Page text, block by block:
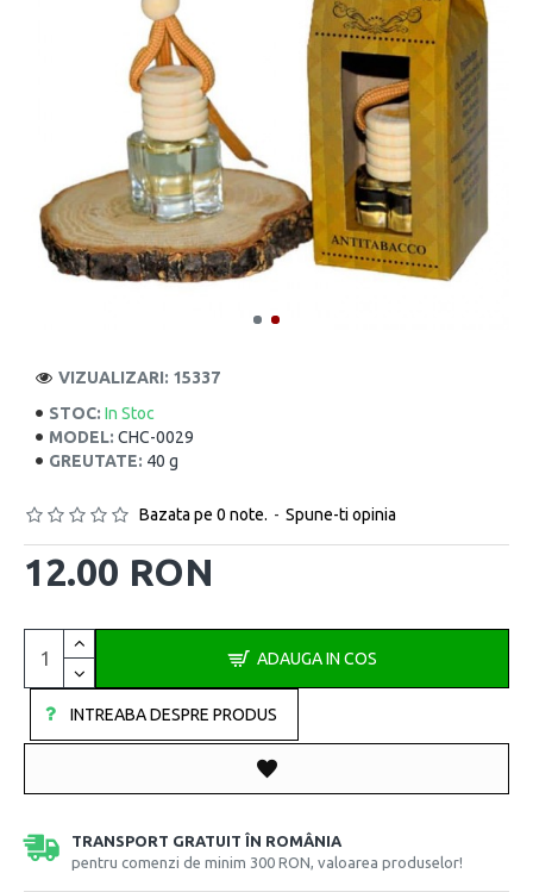
STOC: In Stoc
MODEL: CHC-0029
GREUTATE: 40 g
VIZUALIZARI: 15337
Bazata pe 0 note. - Spune-ti opinia
12.00 RON
ADAUGA IN COS
INTREABA DESPRE PRODUS
TRANSPORT GRATUIT ÎN ROMÂNIA
pentru comenzi de minim 300 RON, valoarea produselor!